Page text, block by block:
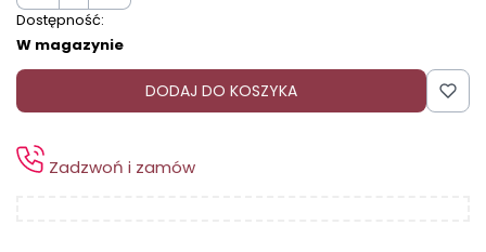
Dostępność:
W magazynie
DODAJ DO KOSZYKA
Zadzwoń i zamów